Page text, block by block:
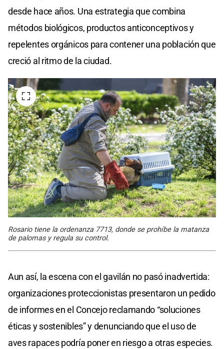
desde hace años. Una estrategia que combina
métodos biológicos, productos anticonceptivos y
repelentes orgánicos para contener una población que
creció al ritmo de la ciudad.
Rosario tiene la ordenanza 7713, donde se prohíbe la matanza
de palomas y regula su control.
Aun así, la escena con el gavilán no pasó inadvertida:
organizaciones proteccionistas presentaron un pedido
de informes en el Concejo reclamando “soluciones
éticas y sostenibles” y denunciando que el uso de
aves rapaces podría poner en riesgo a otras especies.